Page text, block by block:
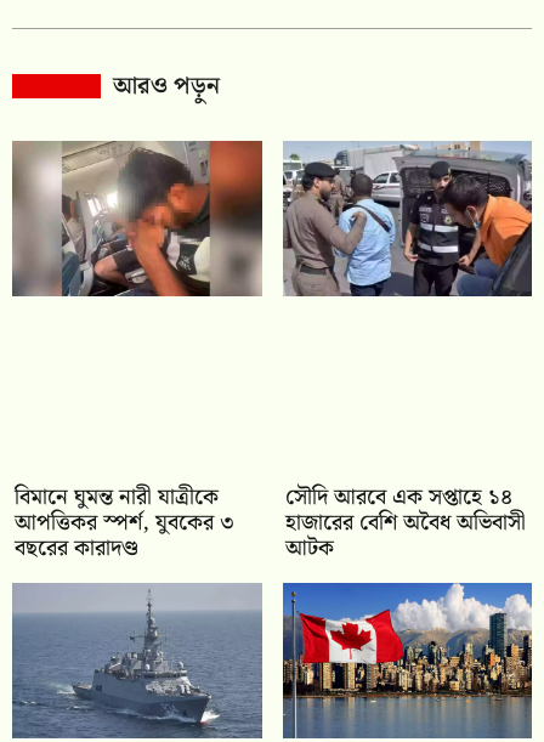
আরও পড়ুন
বিমানে ঘুমন্ত নারী যাত্রীকে
আপত্তিকর স্পর্শ, যুবকের ৩
বছরের কারাদণ্ড
সৌদি আরবে এক সপ্তাহে ১৪
হাজারের বেশি অবৈধ অভিবাসী
আটক